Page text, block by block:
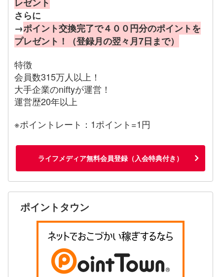
さらに
→ポイント交換完了で４００円分のポイントを
プレゼント！（登録月の翌々月7日まで）
特徴
会員数315万人以上！
大手企業のniftyが運営！
運営歴20年以上
※ポイントレート：1ポイント=1円
ライフメディア無料会員登録（入会特典付き）
ポイントタウン